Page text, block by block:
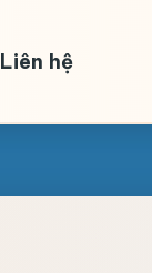
Liên hệ